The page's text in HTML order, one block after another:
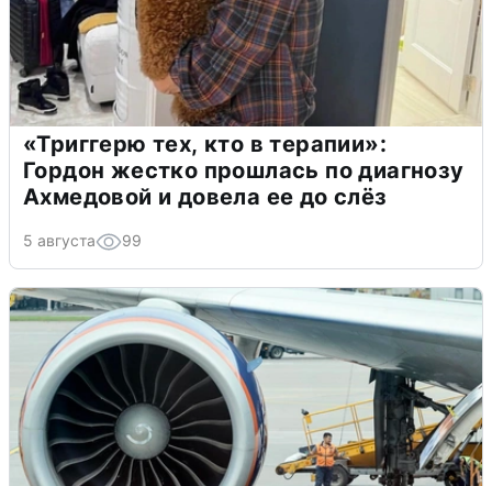
«Триггерю тех, кто в терапии»:
Гордон жестко прошлась по диагнозу
Ахмедовой и довела ее до слёз
5 августа 99